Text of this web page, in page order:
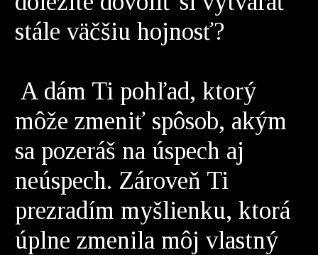
stále väčšiu hojnosť?
A dám Ti pohľad, ktorý
môže zmeniť spôsob, akým
sa pozeráš na úspech aj
neúspech. Zároveň Ti
prezradím myšlienku, ktorá
úplne zmenila môj vlastný